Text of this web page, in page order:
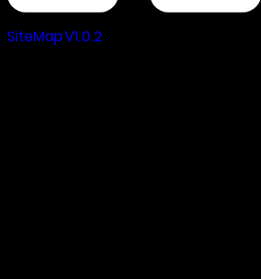
SiteMap V1.0.2